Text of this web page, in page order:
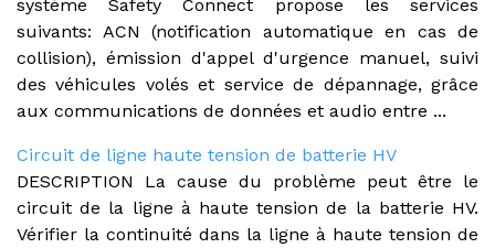
système Safety Connect propose les services
suivants: ACN (notification automatique en cas de
collision), émission d'appel d'urgence manuel, suivi
des véhicules volés et service de dépannage, grâce
aux communications de données et audio entre ...
Circuit de ligne haute tension de batterie HV
DESCRIPTION La cause du problème peut être le
circuit de la ligne à haute tension de la batterie HV.
Vérifier la continuité dans la ligne à haute tension de